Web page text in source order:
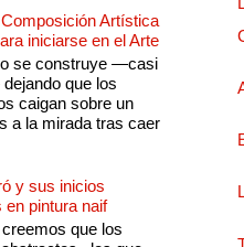
Artística
iniciarse en el Arte
se construye —casi
que los
caigan sobre un
a la mirada tras caer
y sus inicios
en pintura naif
que los